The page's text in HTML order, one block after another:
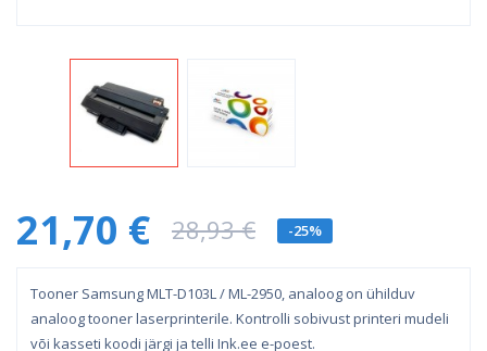
21,70 € 28,93 € -25%
Tooner Samsung MLT-D103L / ML-2950, analoog on ühilduv
analoog tooner laserprinterile. Kontrolli sobivust printeri mudeli
või kasseti koodi järgi ja telli Ink.ee e-poest.